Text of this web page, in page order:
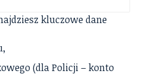
kluczowe dane
(dla Policji – konto